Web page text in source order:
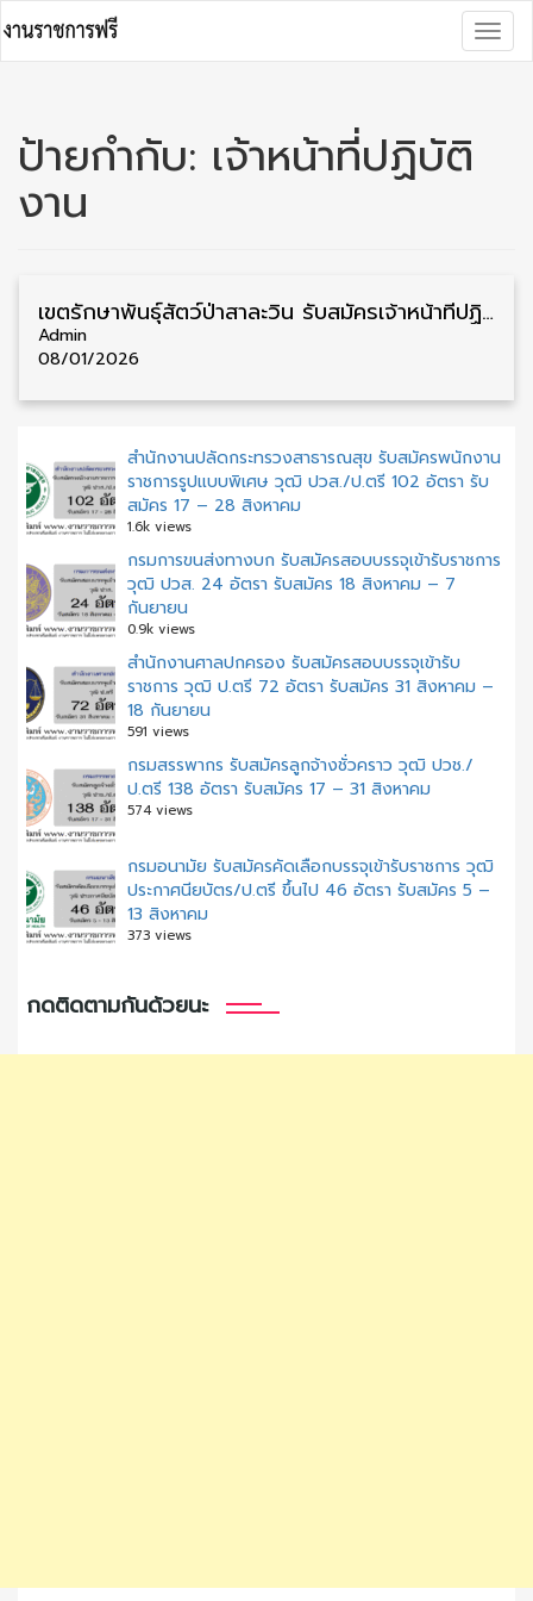
to
content
ป้ายกำกับ: เจ้าหน้าที่ปฏิบัติ
งาน
เขตรักษาพันธุ์สัตว์ป่าสาละวิน รับสมัครเจ้าหน้าที่ปฏิบัติงาน ไม่จำกัดวุฒิ 162 อัตรา รับสมัคร 5 – 23 มกราคม
Admin
08/01/2026
สำนักงานปลัดกระทรวงสาธารณสุข รับสมัครพนักงาน
ราชการรูปแบบพิเศษ วุฒิ ปวส./ป.ตรี 102 อัตรา รับ
สมัคร 17 – 28 สิงหาคม
1.6k views
กรมการขนส่งทางบก รับสมัครสอบบรรจุเข้ารับราชการ
วุฒิ ปวส. 24 อัตรา รับสมัคร 18 สิงหาคม – 7
กันยายน
0.9k views
สํานักงานศาลปกครอง รับสมัครสอบบรรจุเข้ารับ
ราชการ วุฒิ ป.ตรี 72 อัตรา รับสมัคร 31 สิงหาคม –
18 กันยายน
591 views
กรมสรรพากร รับสมัครลูกจ้างชั่วคราว วุฒิ ปวช./
ป.ตรี 138 อัตรา รับสมัคร 17 – 31 สิงหาคม
574 views
กรมอนามัย รับสมัครคัดเลือกบรรจุเข้ารับราชการ วุฒิ
ประกาศนียบัตร/ป.ตรี ขึ้นไป 46 อัตรา รับสมัคร 5 –
13 สิงหาคม
373 views
กดติดตามกันด้วยนะ